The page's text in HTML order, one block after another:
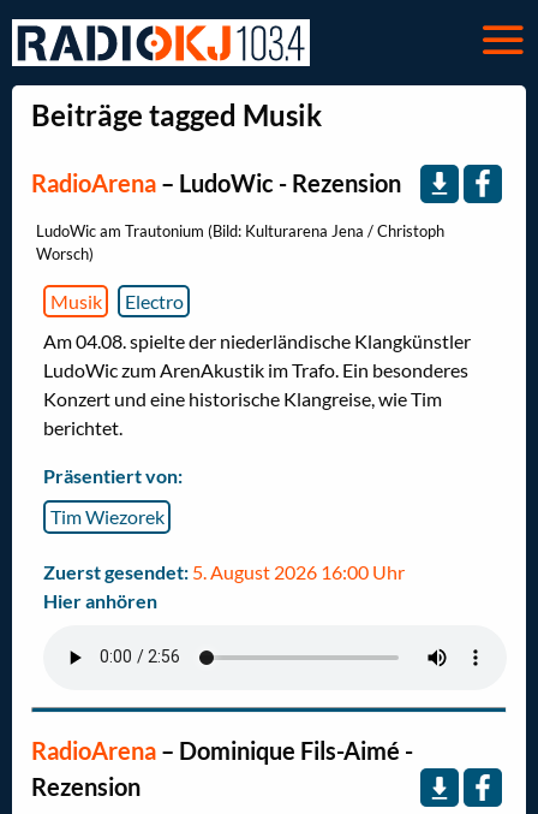
Beiträge tagged Musik
RadioArena – LudoWic - Rezension
LudoWic am Trautonium (Bild: Kulturarena Jena / Christoph
Worsch)
Musik
Electro
Am 04.08. spielte der niederländische Klangkünstler
LudoWic zum ArenAkustik im Trafo. Ein besonderes
Konzert und eine historische Klangreise, wie Tim
berichtet.
Präsentiert von:
Tim Wiezorek
Zuerst gesendet: 5. August 2026 16:00 Uhr
Hier anhören
RadioArena – Dominique Fils-Aimé -
Rezension